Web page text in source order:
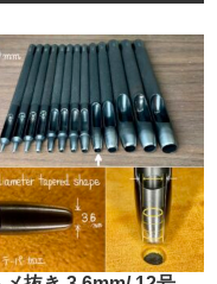
入にはご注意下さ
産品にもかかわら
、お客様に愛され続
メーカーがあります。
品質にこだわらない